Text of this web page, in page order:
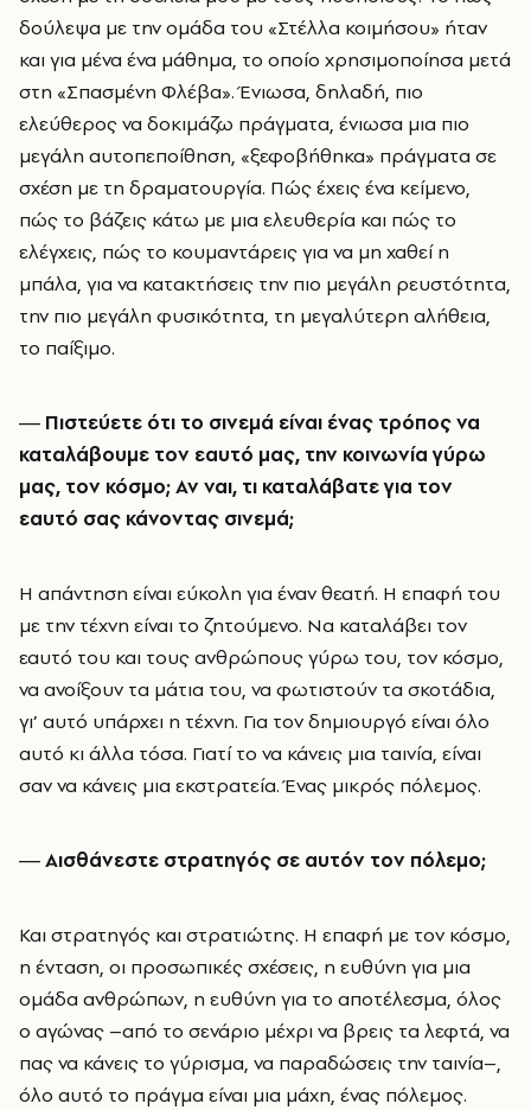
δούλεψα με την ομάδα του «Στέλλα κοιμήσου» ήταν
και για μένα ένα μάθημα, το οποίο χρησιμοποίησα μετά
στη «Σπασμένη Φλέβα». Ένιωσα, δηλαδή, πιο
ελεύθερος να δοκιμάζω πράγματα, ένιωσα μια πιο
μεγάλη αυτοπεποίθηση, «ξεφοβήθηκα» πράγματα σε
σχέση με τη δραματουργία. Πώς έχεις ένα κείμενο,
πώς το βάζεις κάτω με μια ελευθερία και πώς το
ελέγχεις, πώς το κουμαντάρεις για να μη χαθεί η
μπάλα, για να κατακτήσεις την πιο μεγάλη ρευστότητα,
την πιο μεγάλη φυσικότητα, τη μεγαλύτερη αλήθεια,
το παίξιμο.
― Πιστεύετε ότι το σινεμά είναι ένας τρόπος να
καταλάβουμε τον εαυτό μας, την κοινωνία γύρω
μας, τον κόσμο; Αν ναι, τι καταλάβατε για τον
εαυτό σας κάνοντας σινεμά;
Η απάντηση είναι εύκολη για έναν θεατή. Η επαφή του
με την τέχνη είναι το ζητούμενο. Να καταλάβει τον
εαυτό του και τους ανθρώπους γύρω του, τον κόσμο,
να ανοίξουν τα μάτια του, να φωτιστούν τα σκοτάδια,
γι’ αυτό υπάρχει η τέχνη. Για τον δημιουργό είναι όλο
αυτό κι άλλα τόσα. Γιατί το να κάνεις μια ταινία, είναι
σαν να κάνεις μια εκστρατεία. Ένας μικρός πόλεμος.
― Αισθάνεστε στρατηγός σε αυτόν τον πόλεμο;
Και στρατηγός και στρατιώτης. Η επαφή με τον κόσμο,
η ένταση, οι προσωπικές σχέσεις, η ευθύνη για μια
ομάδα ανθρώπων, η ευθύνη για το αποτέλεσμα, όλος
ο αγώνας –από το σενάριο μέχρι να βρεις τα λεφτά, να
πας να κάνεις το γύρισμα, να παραδώσεις την ταινία–,
όλο αυτό το πράγμα είναι μια μάχη, ένας πόλεμος.